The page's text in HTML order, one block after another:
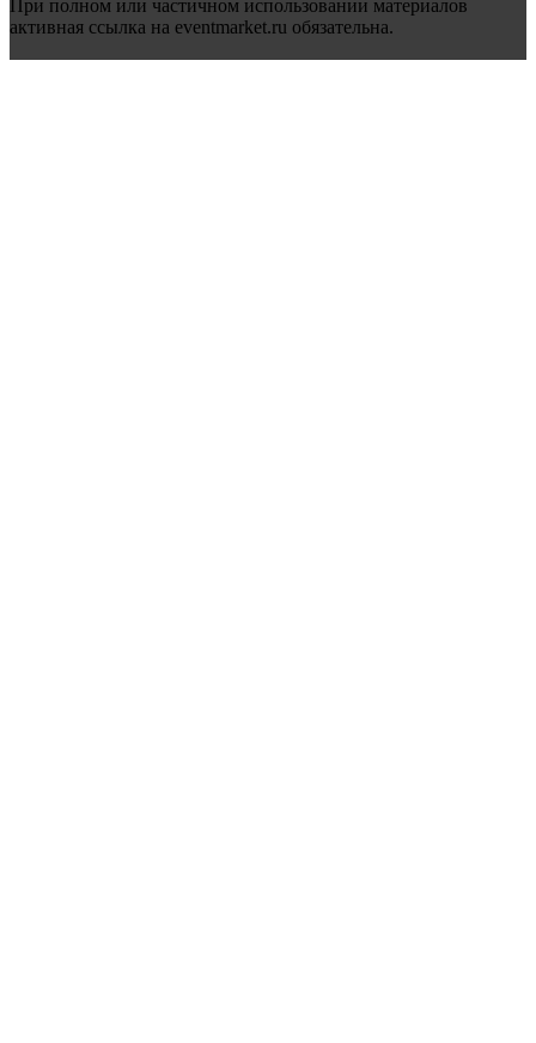
При полном или частичном использовании материалов
активная ссылка на eventmarket.ru обязательна.